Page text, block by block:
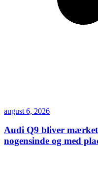
august 6, 2026
Audi Q9 bliver
nogensinde og med